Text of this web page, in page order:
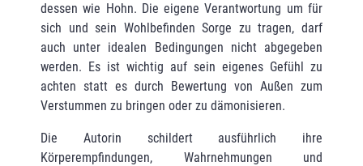
dessen wie Hohn. Die eigene Verantwortung um für
sich und sein Wohlbefinden Sorge zu tragen, darf
auch unter idealen Bedingungen nicht abgegeben
werden. Es ist wichtig auf sein eigenes Gefühl zu
achten statt es durch Bewertung von Außen zum
Verstum­men zu bringen oder zu dämonisieren.
Die Autorin schildert ausführlich ihre
Körperempfindungen, Wahrnehmungen und